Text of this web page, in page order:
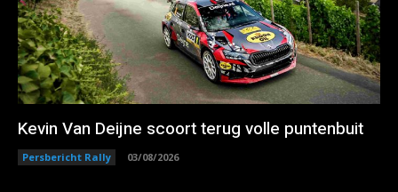
Kevin Van Deijne scoort terug volle puntenbuit
Persbericht Rally 03/08/2026